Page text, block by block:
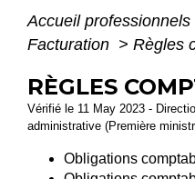
Accueil professionnels
Facturation > Règles
RÈGLES
Vérifié le 11 May 2023 -
administrative (Première
Obligations